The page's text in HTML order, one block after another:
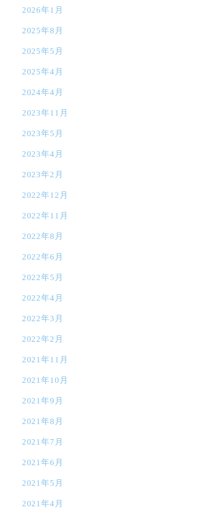
2026年1月
2025年8月
2025年5月
2025年4月
2024年4月
2023年11月
2023年5月
2023年4月
2023年2月
2022年12月
2022年11月
2022年8月
2022年6月
2022年5月
2022年4月
2022年3月
2022年2月
2021年11月
2021年10月
2021年9月
2021年8月
2021年7月
2021年6月
2021年5月
2021年4月